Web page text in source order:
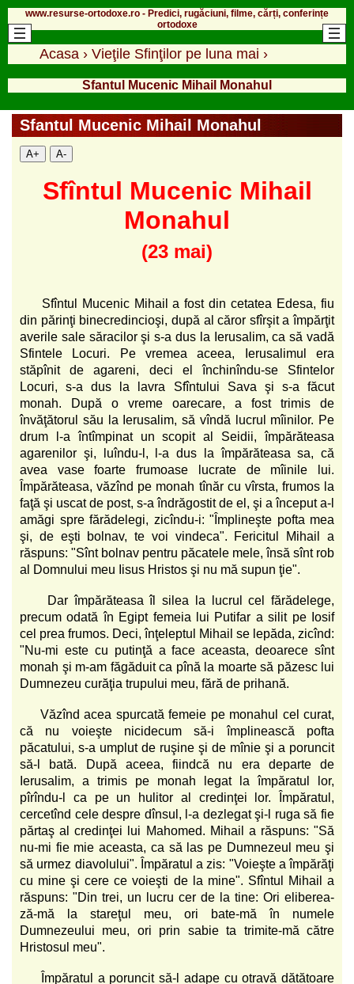
www.resurse-ortodoxe.ro - Predici, rugăciuni, filme, cărți, conferințe
ortodoxe
Acasa › Vieţile Sfinţilor pe luna mai ›
Sfantul Mucenic Mihail Monahul
Sfantul Mucenic Mihail Monahul
A+ A-
Sfîntul Mucenic Mihail
Monahul
(23 mai)
Sfîntul Mucenic Mihail a fost din cetatea Edesa, fiu
din părinţi binecredincioşi, după al căror sfîrşit a împărţit
averile sale săracilor şi s-a dus la Ierusalim, ca să vadă
Sfintele Locuri. Pe vremea aceea, Ierusalimul era
stăpînit de agareni, deci el închinîndu-se Sfintelor
Locuri, s-a dus la lavra Sfîntului Sava şi s-a făcut
monah. După o vreme oarecare, a fost trimis de
învăţătorul său la Ierusalim, să vîndă lucrul mîinilor. Pe
drum l-a întîmpinat un scopit al Seidii, împărăteasa
agarenilor şi, luîndu-l, l-a dus la împărăteasa sa, că
avea vase foarte frumoase lucrate de mîinile lui.
Împărăteasa, văzînd pe monah tînăr cu vîrsta, frumos la
faţă şi uscat de post, s-a îndrăgostit de el, şi a început a-l
amăgi spre fărădelegi, zicîndu-i: "Împlineşte pofta mea
şi, de eşti bolnav, te voi vindeca". Fericitul Mihail a
răspuns: "Sînt bolnav pentru păcatele mele, însă sînt rob
al Domnului meu Iisus Hristos şi nu mă supun ţie".
Dar împărăteasa îl silea la lucrul cel fărădelege,
precum odată în Egipt femeia lui Putifar a silit pe Iosif
cel prea frumos. Deci, înţeleptul Mihail se lepăda, zicînd:
"Nu-mi este cu putinţă a face aceasta, deoarece sînt
monah şi m-am făgăduit ca pînă la moarte să păzesc lui
Dumnezeu curăţia trupului meu, fără de prihană.
Văzînd acea spurcată femeie pe monahul cel curat,
că nu voieşte nicidecum să-i împlinească pofta
păcatului, s-a umplut de ruşine şi de mînie şi a poruncit
să-l bată. După aceea, fiindcă nu era departe de
Ierusalim, a trimis pe monah legat la împăratul lor,
pîrîndu-l ca pe un hulitor al credinţei lor. Împăratul,
cercetînd cele despre dînsul, l-a dezlegat şi-l ruga să fie
părtaş al credinţei lui Mahomed. Mihail a răspuns: "Să
nu-mi fie mie aceasta, ca să las pe Dumnezeul meu şi
să urmez diavolului". Împăratul a zis: "Voieşte a împărăţi
cu mine şi cere ce voieşti de la mine". Sfîntul Mihail a
răspuns: "Din trei, un lucru cer de la tine: Ori eliberea-
ză-mă la stareţul meu, ori bate-mă în numele
Dumnezeului meu, ori prin sabie ta trimite-mă către
Hristosul meu".
Împăratul a poruncit să-l adape cu otravă dătătoare